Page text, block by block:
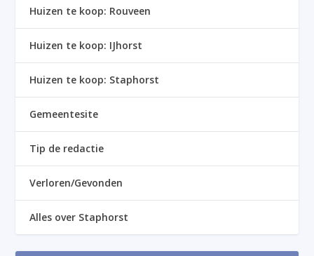
Huizen te koop: Rouveen
Huizen te koop: IJhorst
Huizen te koop: Staphorst
Gemeentesite
Tip de redactie
Verloren/Gevonden
Alles over Staphorst